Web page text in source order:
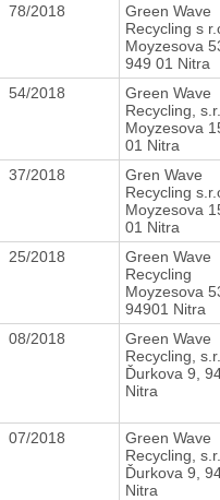
78/2018
Green Wave
Recycling s
Moyzesova
949 01 Nitra
54/2018
Green Wave
Recycling,
Moyzesova
01 Nitra
37/2018
Gren Wave
Recycling
Moyzesova
01 Nitra
25/2018
Green Wave
Recycling
Moyzesova
94901 Nitra
08/2018
Green Wave
Recycling,
Ďurkova 9,
Nitra
07/2018
Green Wave
Recycling,
Ďurkova 9,
Nitra